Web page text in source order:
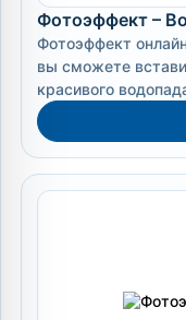
Фотоэффект –
Фотоэффект
вы сможете
красивого